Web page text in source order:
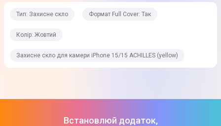
Тип: Захисне скло Формат Full Cover: Так
Колір: Жовтий
Захисне скло для камери iPhone 15/15 ACHILLES (yellow)
Встановлюй додаток,